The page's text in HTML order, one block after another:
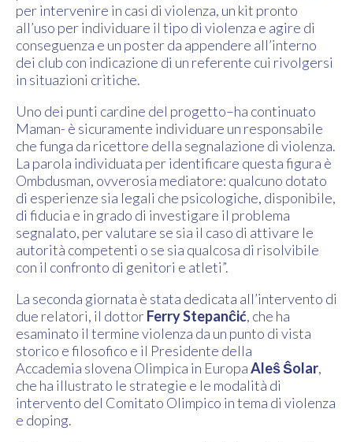
per intervenire in casi di violenza, un kit pronto
all’uso per individuare il tipo di violenza e agire di
conseguenza e un poster da appendere all’interno
dei club con indicazione di un referente cui rivolgersi
in situazioni critiche.
Uno dei punti cardine del progetto–ha continuato
Maman- è sicuramente individuare un responsabile
che funga da ricettore della segnalazione di violenza.
La parola individuata per identificare questa figura è
Ombdusman, ovverosia mediatore: qualcuno dotato
di esperienze sia legali che psicologiche, disponibile,
di fiducia e in grado di investigare il problema
segnalato, per valutare se sia il caso di attivare le
autorità competenti o se sia qualcosa di risolvibile
con il confronto di genitori e atleti”.
La seconda giornata è stata dedicata all’intervento di
due relatori, il dottorFerry Stepanĉić, che ha
esaminato il termine violenza da un punto di vista
storico e filosofico e il Presidente della
Accademia slovena Olimpica in EuropaAleŝ Ŝolar,
che ha illustrato le strategie e le modalità di
intervento del Comitato Olimpico in tema di violenza
e doping.